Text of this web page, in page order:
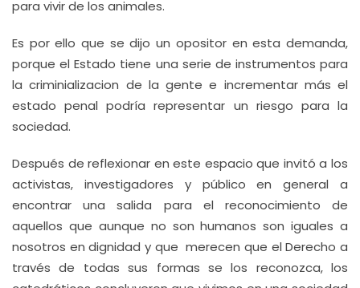
para vivir de los animales.
Es por ello que se dijo un opositor en esta demanda,
porque el Estado tiene una serie de instrumentos para
la criminializacion de la gente e incrementar más el
estado penal podría representar un riesgo para la
sociedad.
Después de reflexionar en este espacio que invitó a los
activistas, investigadores y público en general a
encontrar una salida para el reconocimiento de
aquellos que aunque no son humanos son iguales a
nosotros en dignidad y que merecen que el Derecho a
través de todas sus formas se los reconozca, los